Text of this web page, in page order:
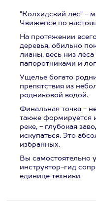
"Колхидский лес" -
Чвижепсе по
На протяжении
деревья, обильно
лианы, весь низ
папоротниками и
Ущелье богато
препятствия из
родниковой водой.
Финальная точка -
также формируется
реке, - глубокая
искупаться. Это
избранных.
Вы самостоятельно
инструктор-гид
единице техники.